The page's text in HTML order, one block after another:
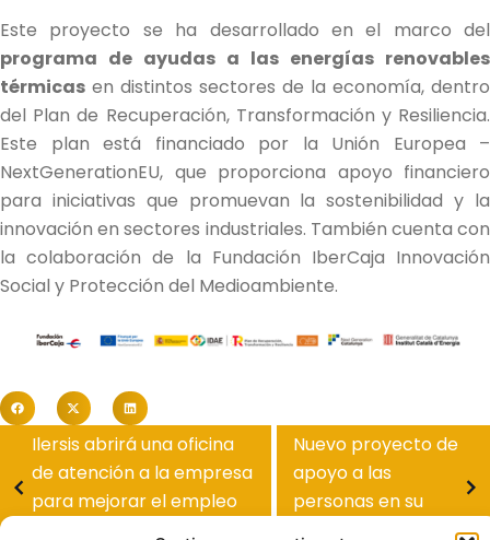
Este proyecto se ha desarrollado en el marco del
programa de ayudas a las energías renovables
térmicas en distintos sectores de la economía, dentro
del Plan de Recuperación, Transformación y Resiliencia.
Este plan está financiado por la Unión Europea –
NextGenerationEU, que proporciona apoyo financiero
para iniciativas que promuevan la sostenibilidad y la
innovación en sectores industriales. También cuenta con
la colaboración de la Fundación IberCaja Innovación
Social y Protección del Medioambiente.
Ilersis abrirá una oficina
de atención a la empresa
para mejorar el empleo
Nuevo proyecto de
apoyo a las
personas en su